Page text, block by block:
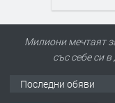
Милиони мечтаят
със себе си
Последни обяви